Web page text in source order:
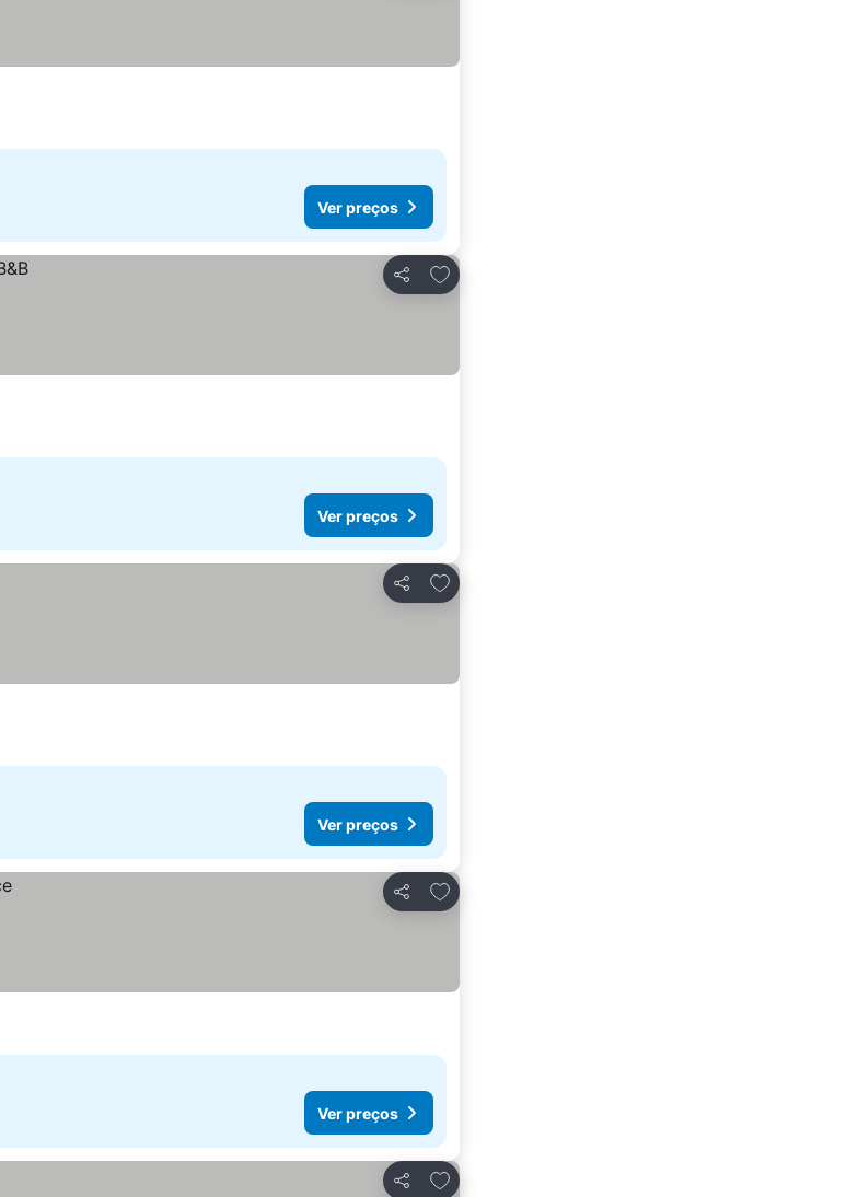
Ver preços
Partilhar
Adicionar aos favoritos
Ver preços
Partilhar
Adicionar aos favoritos
Ver preços
Partilhar
Adicionar aos favoritos
Ver preços
Partilhar
Adicionar aos favoritos